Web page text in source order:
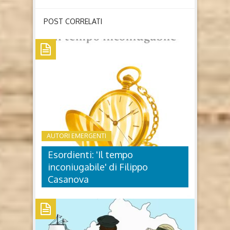
POST CORRELATI
AUTORI EMERGENTI
Esordienti: 'Il tempo
inconiugabile' di Filippo
Casanova